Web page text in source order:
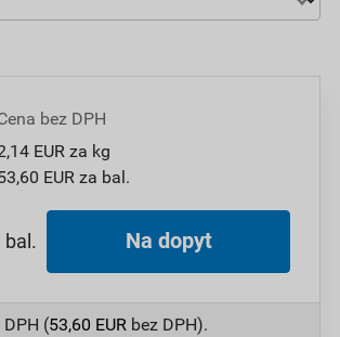
bez DPH
EUR za kg
EUR za bal.
bal. Na dopyt
DPH (53,60 EUR bez DPH).